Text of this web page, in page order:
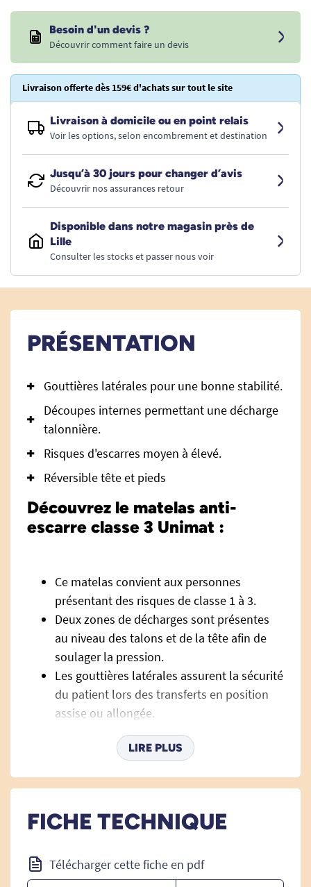
Besoin d'un devis ?
Découvrir comment faire un devis
Livraison offerte dès 159€ d'achats sur tout le site
Livraison à domicile ou en point relais
Voir les options, selon encombrement et destination
Jusqu’à 30 jours pour changer d’avis
Découvrir nos assurances retour
Disponible dans notre magasin près de
Lille
Consulter les stocks et passer nous voir
PRÉSENTATION
Gouttières latérales pour une bonne stabilité.
Découpes internes permettant une décharge
talonnière.
Risques d'escarres moyen à élevé.
Réversible tête et pieds
Découvrez le matelas anti-
escarre classe 3 Unimat :
Ce matelas convient aux personnes
présentant des risques de classe 1 à 3.
Deux zones de décharges sont présentes
au niveau des talons et de la tête afin de
soulager la pression.
Les gouttières latérales assurent la sécurité
du patient lors des transferts en position
assise ou allongée.
Les découpes latérales assurent une bonne
flexibilité du matelas pour assurer le suivi
Couche de mousse supérieure en polyuréthane
1.6 Kpa.
LIRE PLUS
FICHE TECHNIQUE
Télécharger cette fiche en pdf